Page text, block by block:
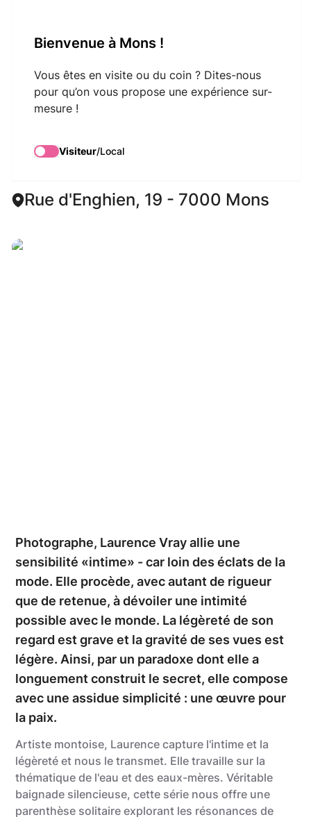
Bienvenue à Mons !
Vous êtes en visite ou du coin ? Dites-nous
pour qu’on vous propose une expérience sur-
mesure !
Visiteur/Local
Laurence Vray
Rue d'Enghien, 19 - 7000 Mons
Photographe, Laurence Vray allie une
sensibilité «intime» - car loin des éclats de la
mode. Elle procède, avec autant de rigueur
que de retenue, à dévoiler une intimité
possible avec le monde. La légèreté de son
regard est grave et la gravité de ses vues est
légère. Ainsi, par un paradoxe dont elle a
longuement construit le secret, elle compose
avec une assidue simplicité : une œuvre pour
la paix.
Artiste montoise, Laurence capture l'intime et la
légèreté et nous le transmet. Elle travaille sur la
thématique de l'eau et des eaux-mères. Véritable
baignade silencieuse, cette série nous offre une
parenthèse solitaire explorant les résonances de